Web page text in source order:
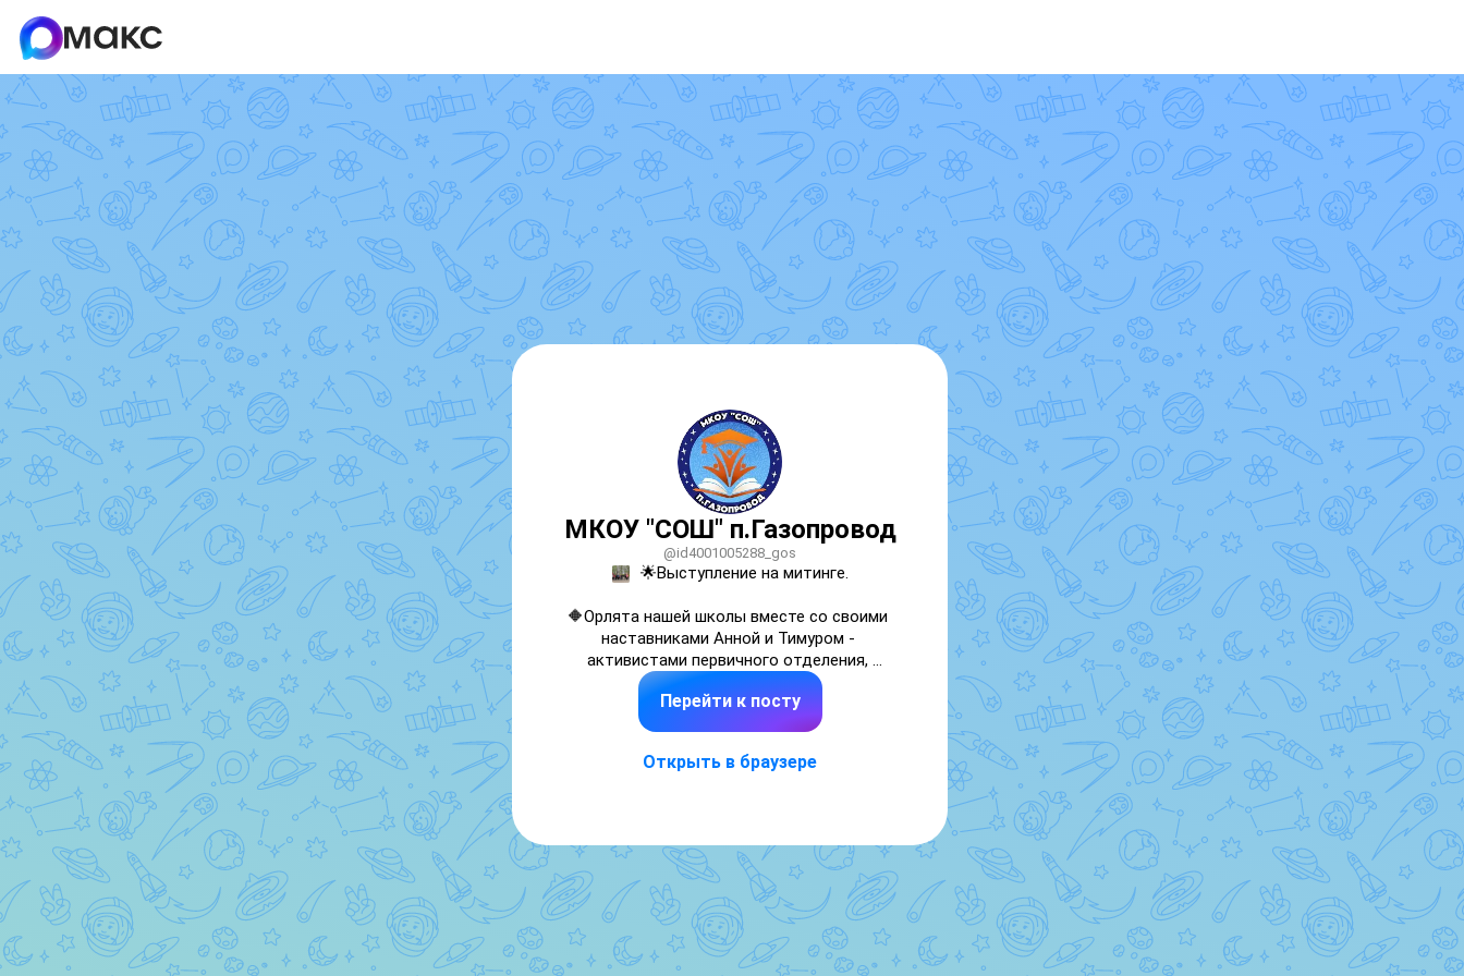
МКОУ "СОШ" п.Газопровод
@id4001005288_gos
🌟Выступление на митинге.
🔶Орлята нашей школы вместе со своими
наставниками Анной и Тимуром -
активистами первичного отделения,
выступили на торжественном митинге,
посвящённом 81-й годовщине Победы в
Великой отечественной войне.
🎵Ребята представили литературно-
традиция, а живая связь поколений. Мы
гордимся нашими школьниками, которые с
уважением и гордостью чтут подвиг
предков!🎖️
#ГазопроводСОШ #НавигаторыДетства
Перейти к посту
Открыть в браузере